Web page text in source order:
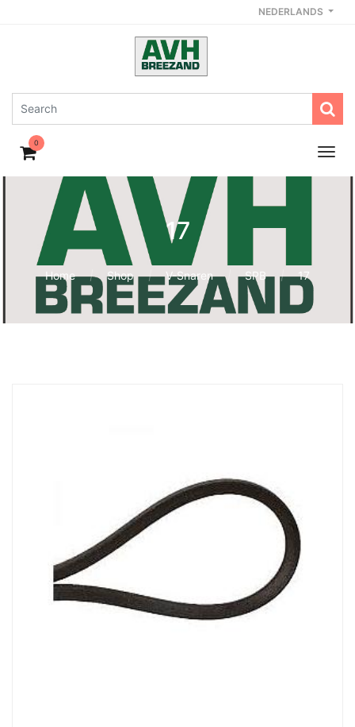
NEDERLANDS
0
17
Home Shop V-Snaren SPB 17